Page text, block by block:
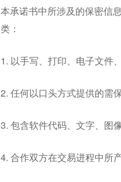
本承诺书中所涉及的保密信
类：
1. 以手写、打印、电子文件
2. 任何以口头方式提供的需
3. 包含软件代码、文字、图
4. 合作双方在交易进程中所